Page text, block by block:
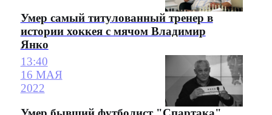
Умер самый титулованный тренер в
истории хоккея с мячом Владимир
Янко
13:40
16 МАЯ
2022